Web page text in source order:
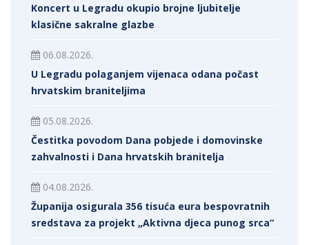
Koncert u Legradu okupio brojne ljubitelje
klasične sakralne glazbe
06.08.2026.
U Legradu polaganjem vijenaca odana počast
hrvatskim braniteljima
05.08.2026.
Čestitka povodom Dana pobjede i domovinske
zahvalnosti i Dana hrvatskih branitelja
04.08.2026.
Županija osigurala 356 tisuća eura bespovratnih
sredstava za projekt „Aktivna djeca punog srca“